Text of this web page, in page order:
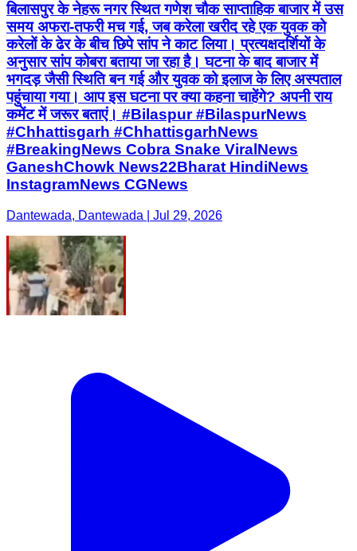
बिलासपुर के नेहरू नगर स्थित गणेश चौक साप्ताहिक बाजार में उस
समय अफरा-तफरी मच गई, जब करेला खरीद रहे एक युवक को
करेलों के ढेर के बीच छिपे सांप ने काट लिया। प्रत्यक्षदर्शियों के
अनुसार सांप कोबरा बताया जा रहा है। घटना के बाद बाजार में
भगदड़ जैसी स्थिति बन गई और युवक को इलाज के लिए अस्पताल
पहुंचाया गया। आप इस घटना पर क्या कहना चाहेंगे? अपनी राय
कमेंट में जरूर बताएं। #Bilaspur #BilaspurNews
#Chhattisgarh #ChhattisgarhNews
#BreakingNews Cobra Snake ViralNews
GaneshChowk News22Bharat HindiNews
InstagramNews CGNews
Dantewada, Dantewada | Jul 29, 2026